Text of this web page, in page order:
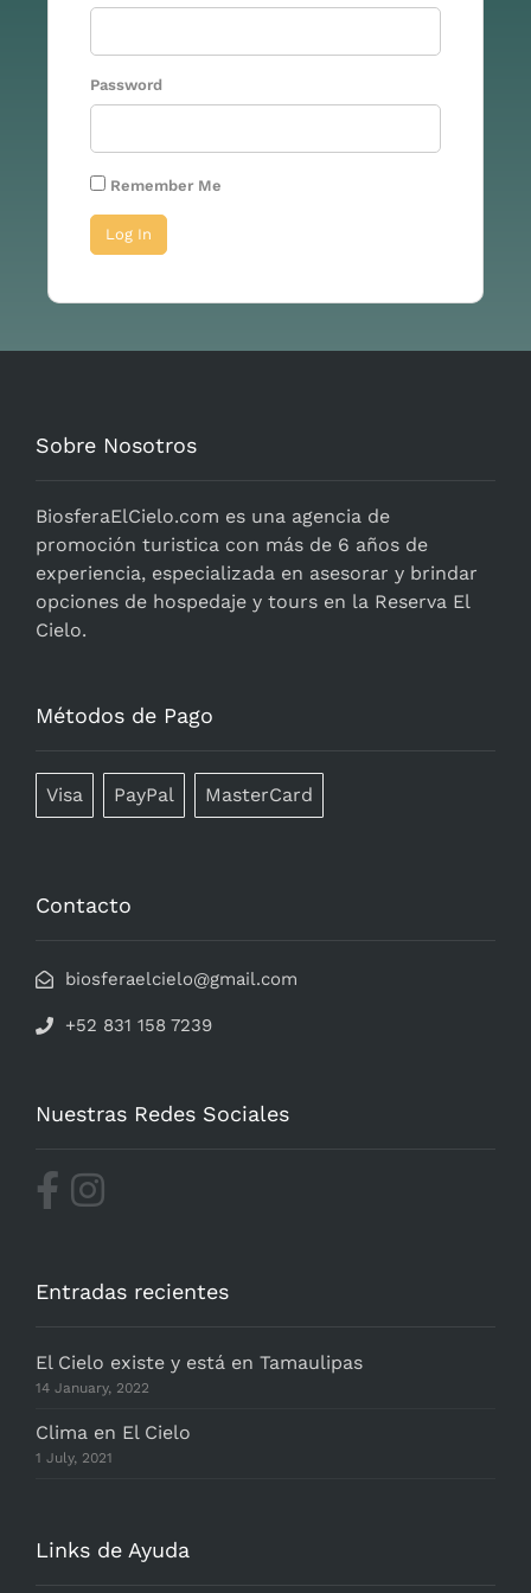
Password
Remember Me
Sobre Nosotros
BiosferaElCielo.com es una agencia de
promoción turistica con más de 6 años de
experiencia, especializada en asesorar y brindar
opciones de hospedaje y tours en la Reserva El
Cielo.
Métodos de Pago
Visa PayPal MasterCard
Contacto
biosferaelcielo@gmail.com
+52 831 158 7239
Nuestras Redes Sociales
Entradas recientes
El Cielo existe y está en Tamaulipas
14 January, 2022
Clima en El Cielo
1 July, 2021
Links de Ayuda